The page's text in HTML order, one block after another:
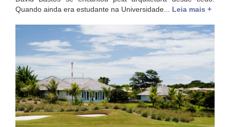
Quando ainda era estudante na Universidade...
Leia mais +